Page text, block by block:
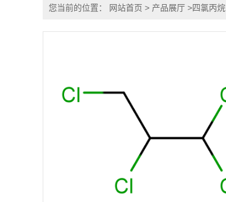
您当前的位置： 网站首页 > 产品展厅 >四氯丙烷